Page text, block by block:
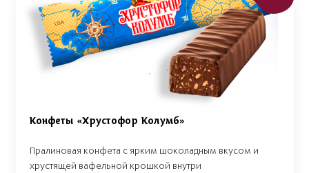
Конфеты «Хрустофор Колумб»
Пралиновая конфета с ярким шоколадным вкусом и
хрустящей вафельной крошкой внутри